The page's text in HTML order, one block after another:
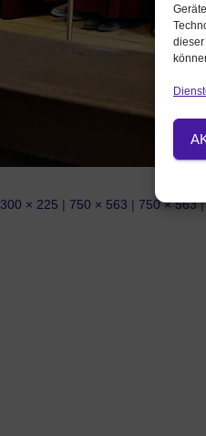
dieser
300 × 225 | 750 × 563 | 750 × 563 |